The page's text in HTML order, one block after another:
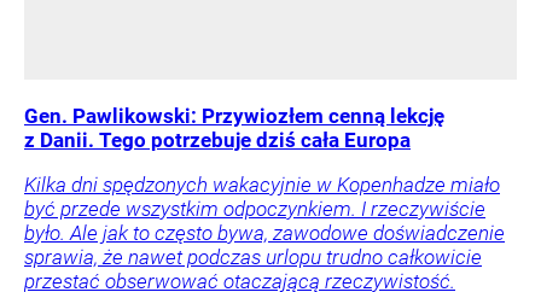
Gen. Pawlikowski: Przywiozłem cenną lekcję
z Danii. Tego potrzebuje dziś cała Europa
Kilka dni spędzonych wakacyjnie w Kopenhadze miało
być przede wszystkim odpoczynkiem. I rzeczywiście
było. Ale jak to często bywa, zawodowe doświadczenie
sprawia, że nawet podczas urlopu trudno całkowicie
przestać obserwować otaczającą rzeczywistość.